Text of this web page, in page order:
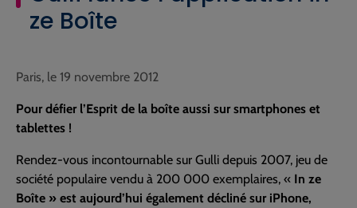
ze Boîte
Paris, le 19 novembre 2012
Pour défier l’Esprit de la boîte aussi sur smartphones et
tablettes !
Rendez-vous incontournable sur Gulli depuis 2007, jeu de
société populaire vendu à 200 000 exemplaires, « In ze
Boîte » est aujourd’hui également décliné sur iPhone,